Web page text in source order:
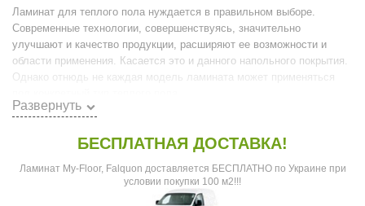
Ламинат для теплого пола нуждается в правильном выборе.
Современные технологии, совершенствуясь, значительно
улучшают и качество продукции, расширяют ее возможности и
области применения. Касается это и данного напольного покрытия.
Однако отнюдь не каждая модель ламината может применяться
Выбирая ламинат под теплый пол, в первую очередь необходимо
конструкции. Так, если речь идет о пленочных теплых полах, то
практически не несут. Это связано с тем, что рабочая поверхность
нагревателей (в режиме работы) редко превышает 27 – 28 градусов.
Развернуть
БЕСПЛАТНАЯ ДОСТАВКА!
Ламинат My-Floor, Falquon доставляется БЕСПЛАТНО по Украине при
условии покупки 100 м2!!!